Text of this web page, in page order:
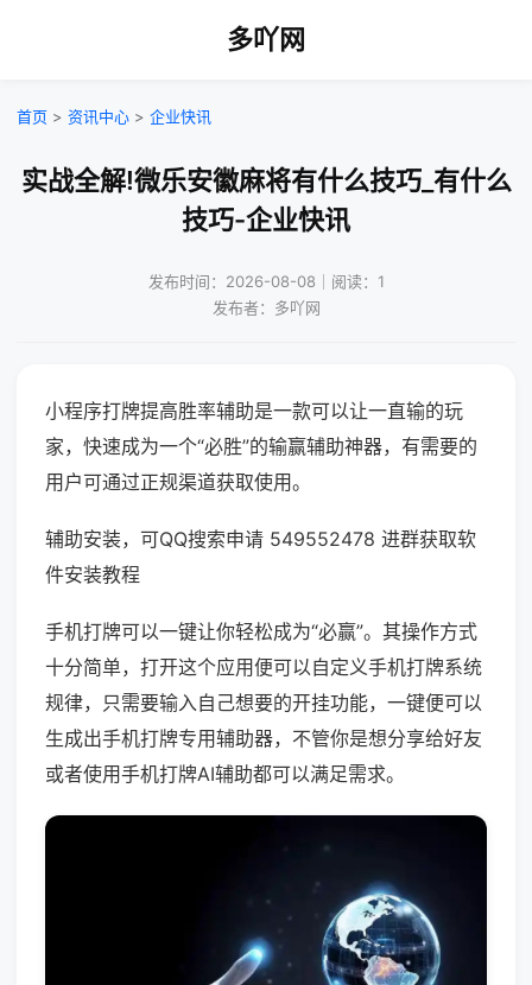
多吖网
首页 > 资讯中心 > 企业快讯
实战全解!微乐安徽麻将有什么技巧_有什么
技巧-企业快讯
发布时间：2026-08-08｜阅读：1
发布者：多吖网
小程序打牌提高胜率辅助是一款可以让一直输的玩
家，快速成为一个“必胜”的输赢辅助神器，有需要的
用户可通过正规渠道获取使用。
辅助安装，可QQ搜索申请 549552478 进群获取软
件安装教程
手机打牌可以一键让你轻松成为“必赢”。其操作方式
十分简单，打开这个应用便可以自定义手机打牌系统
规律，只需要输入自己想要的开挂功能，一键便可以
生成出手机打牌专用辅助器，不管你是想分享给好友
或者使用手机打牌AI辅助都可以满足需求。